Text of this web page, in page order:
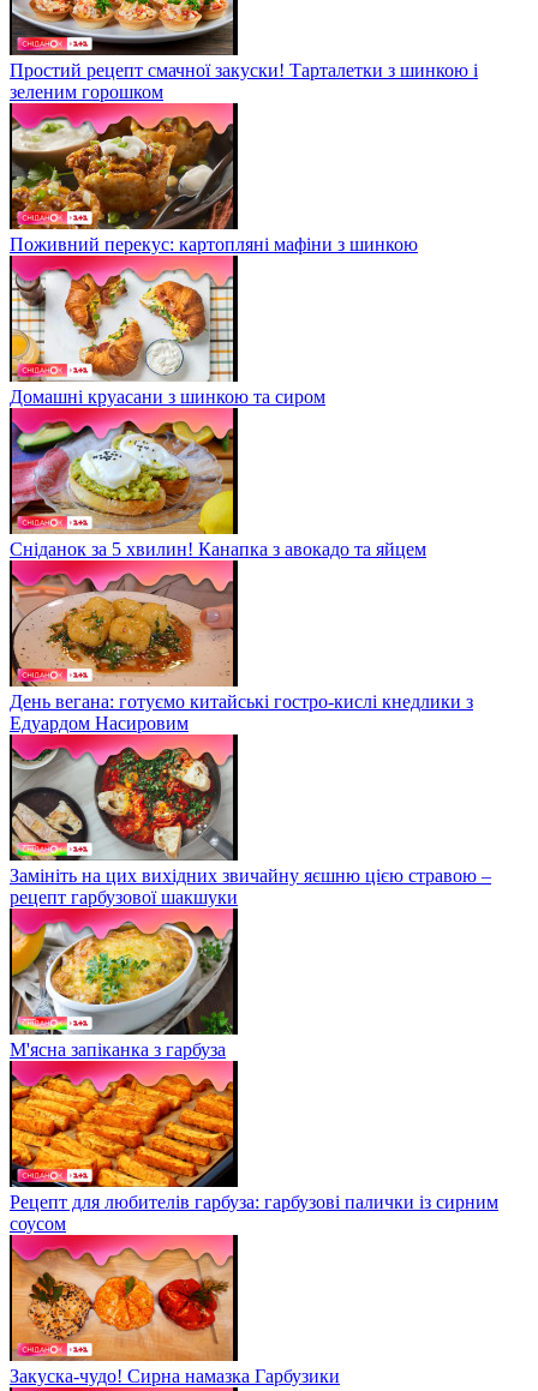
Простий рецепт смачної закуски! Тарталетки з шинкою і
зеленим горошком
Поживний перекус: картопляні мафіни з шинкою
Домашні круасани з шинкою та сиром
Сніданок за 5 хвилин! Канапка з авокадо та яйцем
День вегана: готуємо китайські гостро-кислі кнедлики з
Едуардом Насировим
Замініть на цих вихідних звичайну яєшню цією стравою –
рецепт гарбузової шакшуки
М'ясна запіканка з гарбуза
Рецепт для любителів гарбуза: гарбузові палички із сирним
соусом
Закуска-чудо! Сирна намазка Гарбузики